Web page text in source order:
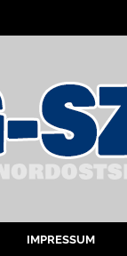
IMPRESSUM